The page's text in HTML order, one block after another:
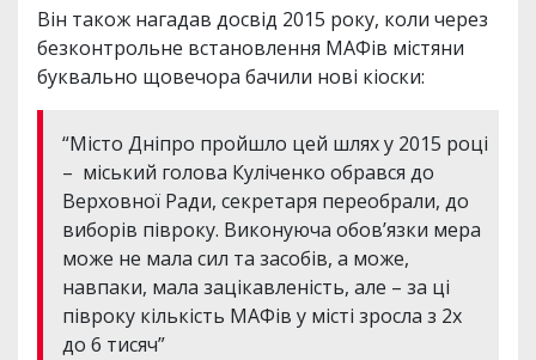
Він також нагадав досвід 2015 року, коли через
безконтрольне встановлення МАФів містяни
буквально щовечора бачили нові кіоски:
“Місто Дніпро пройшло цей шлях у 2015 році
– міський голова Куліченко обрався до
Верховної Ради, секретаря переобрали, до
виборів півроку. Виконуюча обов’язки мера
може не мала сил та засобів, а може,
навпаки, мала зацікавленість, але – за ці
півроку кількість МАФів у місті зросла з 2х
до 6 тисяч”